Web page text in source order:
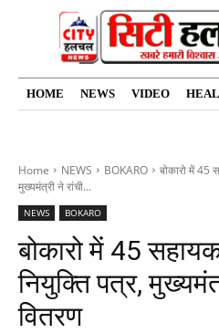
HOME NEWS VIDEO
Home NEWS BOKARO
बोकारो में 45
मुख्यमंत्री ने रांची...
NEWS BOKARO
बोकारो में 45
नियुक्ति पत्र,
वितरण